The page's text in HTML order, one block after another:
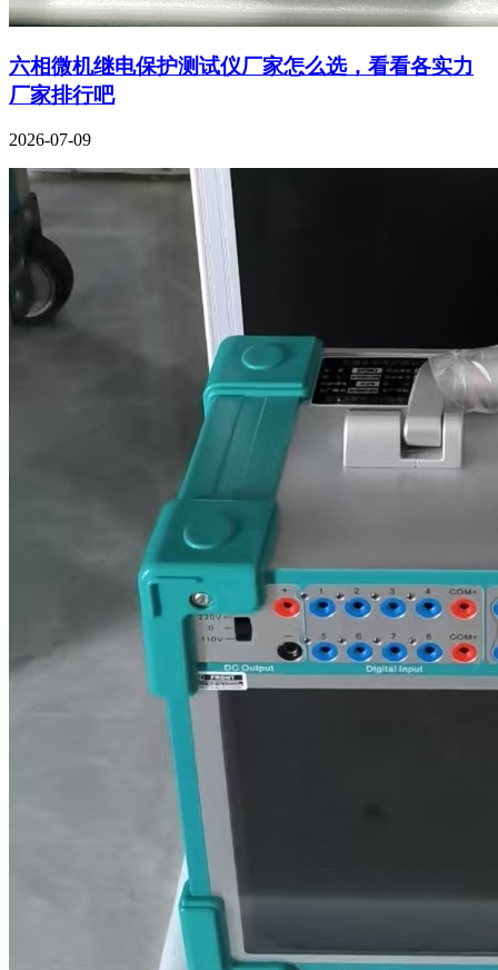
六相微机继电保护测试仪厂家怎么选，看看各实力
厂家排行吧
2026-07-09